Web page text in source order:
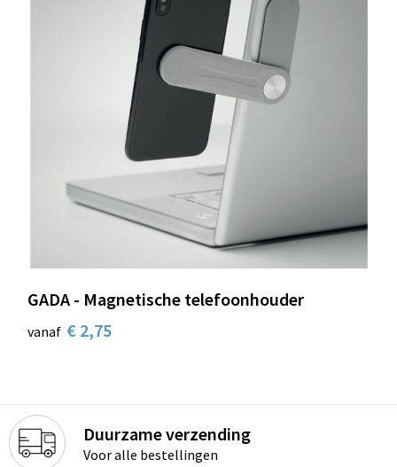
GADA - Magnetische telefoonhouder
vanaf € 2,75
Duurzame verzending
Voor alle bestellingen